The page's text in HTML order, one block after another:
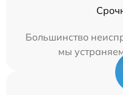
Большинство
мы